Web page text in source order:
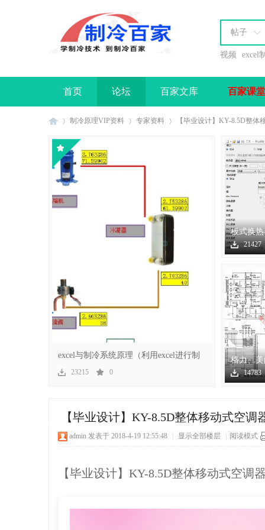
帖子
视频 excel
首页 论坛 百家文库 百家课堂
办理会员
制
制冷原理VIP资料 专家资料 【毕业设计】KY-8.5D整体
excel与制冷系统原理（利用excel进行制
冷系
23215 0
板式换
软件下载
21427
格力、
海信、
空调
14783
【毕业设计】KY-8.5D整体移动式空调
admin 发表于 2018-4-19 12:55:48 显示全部楼层 阅读模式
【毕业设计】KY-8.5D整体移动式空调